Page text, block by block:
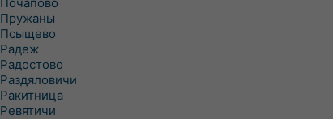
Пружаны
Псыщево
Радеж
Радостово
Раздяловичи
Ракитница
Ревятичи